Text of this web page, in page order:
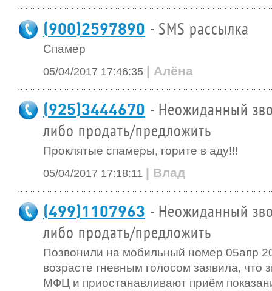
(900)2597890 - SMS рассылка
Спамер
05/04/2017 17:46:35 | Алёна
(925)3444670 - Неожиданный
либо продать/предложить
Проклятые спамеры, горите в аду!!!
05/04/2017 17:18:11 | Влад
(499)1107963 - Неожиданный
либо продать/предложить
Позвонили на мобильный номер 05апр
возрасте гневным голосом заявила, что
МФЦ и приостанавливают приём